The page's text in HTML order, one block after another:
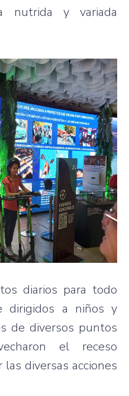
nutrida y variada
diarios para todo
dirigidos a niños y
de diversos puntos
el receso
las diversas acciones